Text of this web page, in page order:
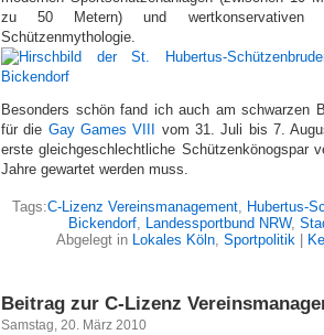
zu 50 Metern) und wertkonservativen
Schützenmythologie.
Besonders schön fand ich auch am schwarzen
für die Gay Games VIII
vom 31. Juli bis 7.
erste gleichgeschlechtliche Schützenkönogspar
Jahre gewartet werden muss.
Tags:C-Lizenz Vereinsmanagement, Hubertus-
Bickendorf, Landessportbund NRW,
Abgelegt in Lokales Köln, Sportpolitik
Beitrag zur C-Lizenz
Samstag, 20. März 2010